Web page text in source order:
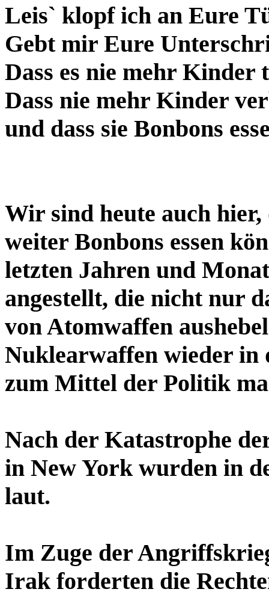
Leis` klopf ich an Eure
Gebt mir Eure
Dass es nie mehr
Dass nie mehr Kinder
und dass sie Bonbons
Wir sind heute auch
weiter Bonbons essen
letzten Jahren und
angestellt, die nicht nur
von Atomwaffen
Nuklearwaffen wieder
zum Mittel der Politik
Nach der Katastrophe
in New York wurden in
laut.
Im Zuge der
Irak forderten die